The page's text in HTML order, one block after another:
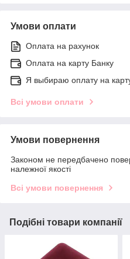
Умови оплати
Оплата на рахунок
Оплата на карту Банку
Я выбираю оплату на
Всі умови оплати
Умови повернення
Законом не передбачено
належної якості
Всі умови повернення
Подібні товари компанії